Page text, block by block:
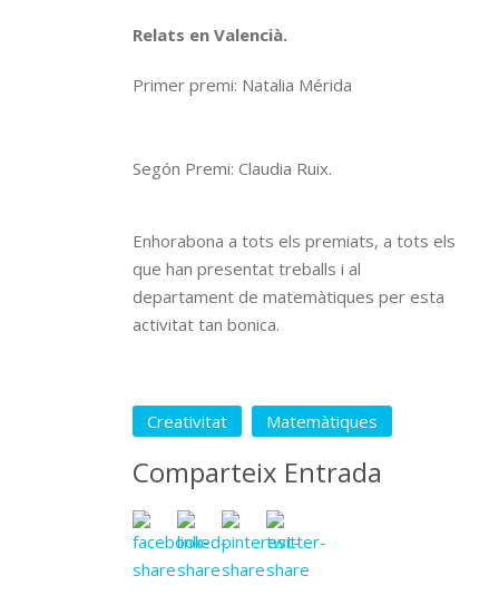
Relats en Valencià.
Primer premi: Natalia Mérida
Segón Premi: Claudia Ruix.
Enhorabona a tots els premiats, a tots els
que han presentat treballs i al
departament de matemàtiques per esta
activitat tan bonica.
Creativitat Matemàtiques
Comparteix Entrada